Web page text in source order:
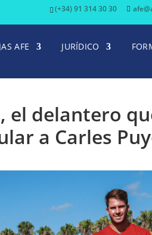
(+34) 91 314 30 30
AFE JURÍDICO
el delantero
a Carles